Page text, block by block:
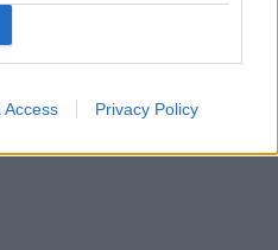
Access Privacy Policy